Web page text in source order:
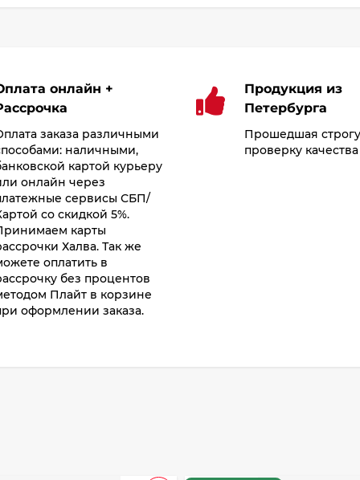
онлайн +
заказа различными
наличными,
картой курьеру
онлайн через
сервисы СБП/
со скидкой 5%.
карты
Халва. Так же
оплатить в
без процентов
Плайт в корзине
оформлении заказа.
Продукция из
Петербурга
Прошедшая
проверку качества